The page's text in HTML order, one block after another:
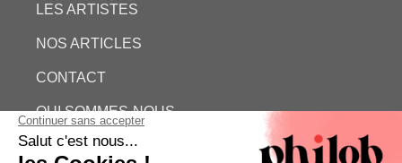
LES ARTISTES
NOS ARTICLES
CONTACT
QUI SOMMES-NOUS
ESTIMATION GRATUITE